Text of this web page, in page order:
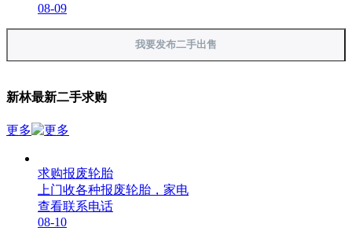
08-09
我要发布二手出售
新林最新二手求购
更多
求购报废轮胎
上门收各种报废轮胎，家电
查看联系电话
08-10